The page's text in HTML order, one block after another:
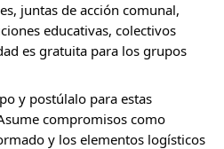
juntas de acción comunal,
educativas, colectivos
es gratuita para los grupos
y postúlalo para estas
compromisos como
y los elementos logísticos